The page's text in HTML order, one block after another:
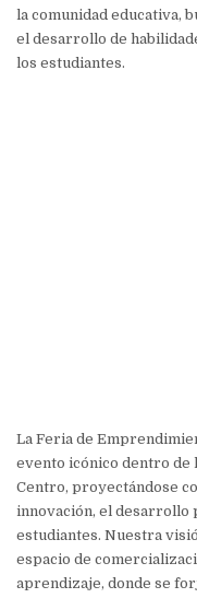
la comunidad educativa,
el desarrollo de
los estudiantes.
La Feria de
evento icónico dentro de
Centro, proyectándose
innovación, el desarrollo
estudiantes. Nuestra
espacio de
aprendizaje, donde se